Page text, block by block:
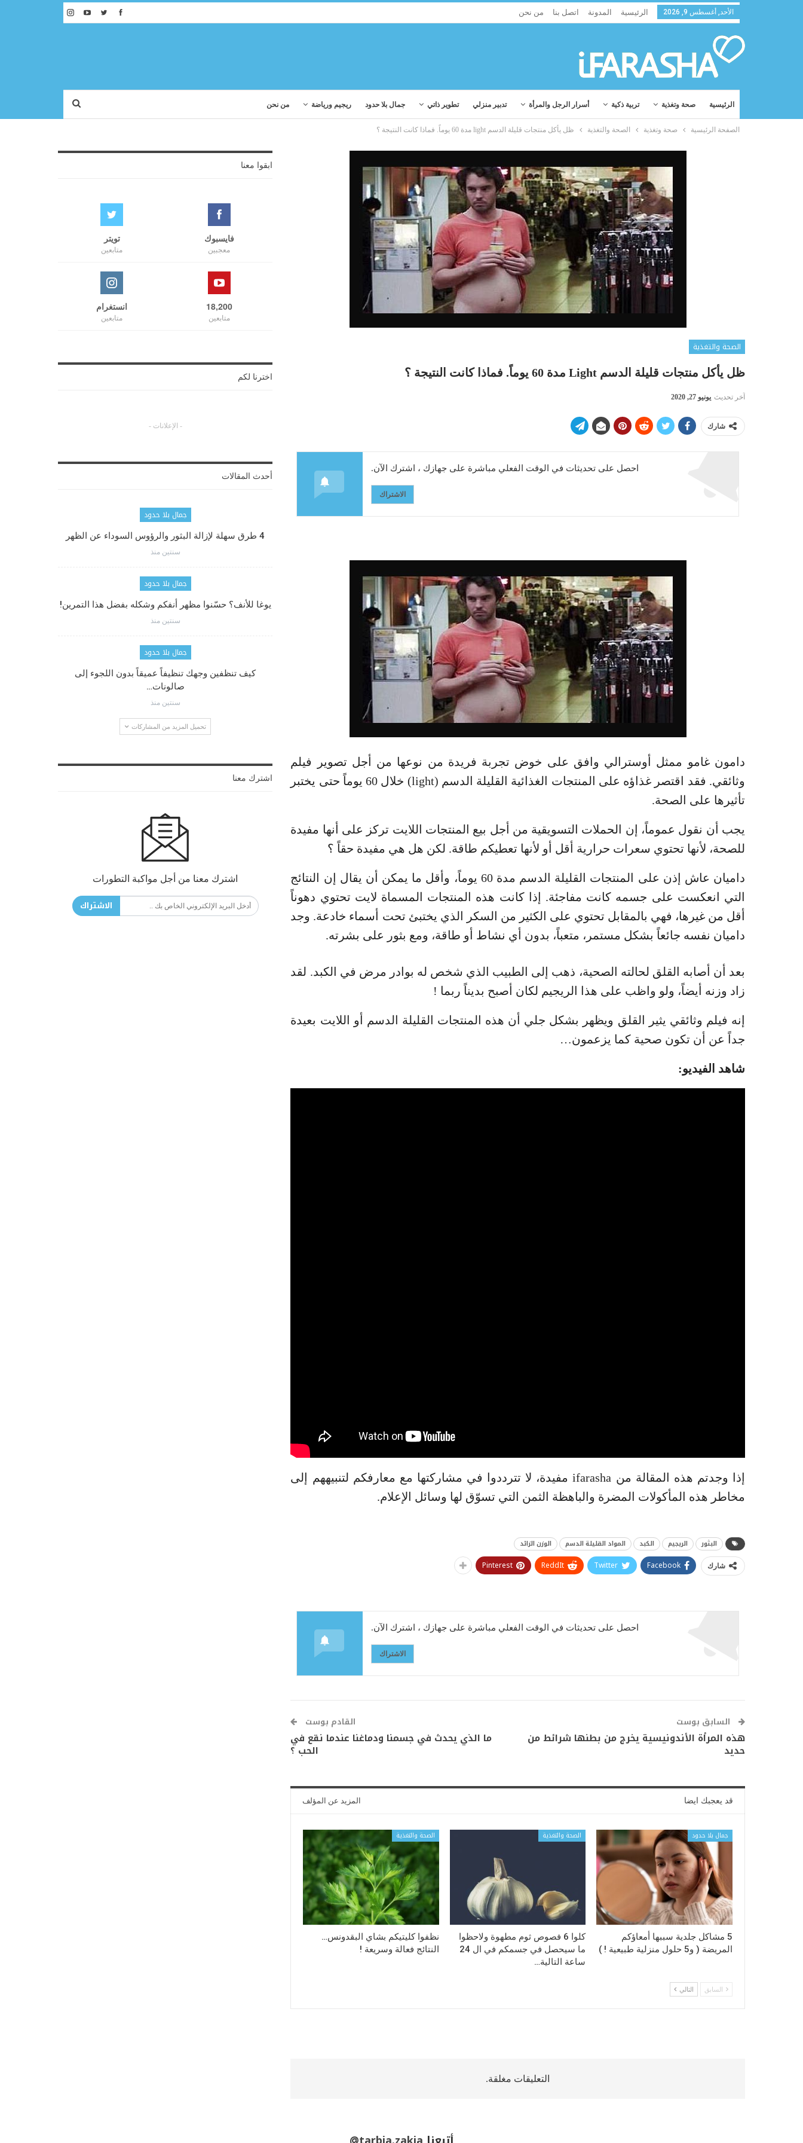
الأحد, أغسطس 9, 2026 الرئيسية المدونة اتصل بنا من نحن
الرئيسية صحة وتغذية تربية ذكية أسرار الرجل والمرأة تدبير منزلي تطوير ذاتي جمال بلا حدود ريجيم ورياضة من نحن
الصفحة الرئيسية صحة وتغذية الصحة والتغذية ظل يأكل منتجات قليلة الدسم light مدة 60 يوماً. فماذا كانت النتيجة ؟
الصحة والتغذية
ظل يأكل منتجات قليلة الدسم Light مدة 60 يوماً. فماذا كانت النتيجة ؟
آخر تحديث يونيو 27, 2020
شارك
احصل على تحديثات في الوقت الفعلي مباشرة على جهازك ، اشترك الآن.
الاشتراك
دامون غامو ممثل أوسترالي وافق على خوض تجربة فريدة من نوعها من أجل تصوير فيلم
وثائقي. فقد اقتصر غذاؤه على المنتجات الغذائية القليلة الدسم (light) خلال 60 يوماً حتى يختبر
تأثيرها على الصحة.
يجب أن نقول عموماً، إن الحملات التسويقية من أجل بيع المنتجات اللايت تركز على أنها مفيدة
للصحة، لأنها تحتوي سعرات حرارية أقل أو لأنها تعطيكم طاقة. لكن هل هي مفيدة حقاً ؟
داميان عاش إذن على المنتجات القليلة الدسم مدة 60 يوماً، وأقل ما يمكن أن يقال إن النتائج
التي انعكست على جسمه كانت مفاجئة. إذا كانت هذه المنتجات المسماة لايت تحتوي دهوناً
أقل من غيرها، فهي بالمقابل تحتوي على الكثير من السكر الذي يختبئ تحت أسماء خادعة. وجد
داميان نفسه جائعاً بشكل مستمر، متعباً، بدون أي نشاط أو طاقة، ومع بثور على بشرته.
بعد أن أصابه القلق لحالته الصحية، ذهب إلى الطبيب الذي شخص له بوادر مرض في الكبد. لقد
زاد وزنه أيضاً، ولو واظب على هذا الريجيم لكان أصبح بديناً ربما !
إنه فيلم وثائقي يثير القلق ويظهر بشكل جلي أن هذه المنتجات القليلة الدسم أو اللايت بعيدة
جداً عن أن تكون صحية كما يزعمون…
شاهد الفيديو:
إذا وجدتم هذه المقالة من ifarasha مفيدة، لا تترددوا في مشاركتها مع معارفكم لتنبيههم إلى
مخاطر هذه المأكولات المضرة والباهظة الثمن التي تسوّق لها وسائل الإعلام.
البثور الريجيم الكبد المواد القليلة الدسم الوزن الزائد
شارك Facebook
Twitter
ReddIt
Pinterest
احصل على تحديثات في الوقت الفعلي مباشرة على جهازك ، اشترك الآن.
الاشتراك
السابق بوست
هذه المرأة الأندونيسية يخرج من بطنها شرائط من
حديد
القادم بوست
ما الذي يحدث في جسمنا ودماغنا عندما نقع في
الحب ؟
قد يعجبك ايضا المزيد عن المؤلف
جمال بلا حدود
5 مشاكل جلدية سببها أمعاؤكم
المريضة ( و5 حلول منزلية طبيعية ! )
الصحة والتغذية
كلوا 6 فصوص ثوم مطهوة ولاحظوا
ما سيحصل في جسمكم في ال 24
ساعة التالية…
الصحة والتغذية
نظفوا كليتيكم بشاي البقدونس…
النتائج فعالة وسريعة !
السابق التالي
التعليقات مغلقة.
ابقوا معنا
فايسبوك
معجبين
تويتر
متابعين
18,200
متابعين
انستغرام
متابعين
اخترنا لكم
- الإعلانات -
أحدث المقالات
جمال بلا حدود
4 طرق سهلة لإزالة البثور والرؤوس السوداء عن الظهر
سنتين منذ
جمال بلا حدود
يوغا للأنف؟ حسّنوا مظهر أنفكم وشكله بفضل هذا التمرين!
سنتين منذ
جمال بلا حدود
كيف تنظفين وجهك تنظيفاً عميقاً بدون اللجوء إلى
صالونات…
سنتين منذ
تحميل المزيد من المشاركات
اشترك معنا
اشترك معنا من أجل مواكبة التطورات
الاشتراك